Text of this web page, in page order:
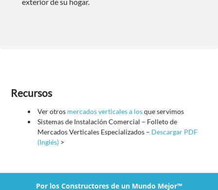
Recursos
Ver otros mercados verticales a losque servimos
Sistemas de Instalación Comercial – Folleto de
Mercados Verticales Especializados – Descargar PDF
(Inglés) >
Por los Constructores de un Mundo Mejor™